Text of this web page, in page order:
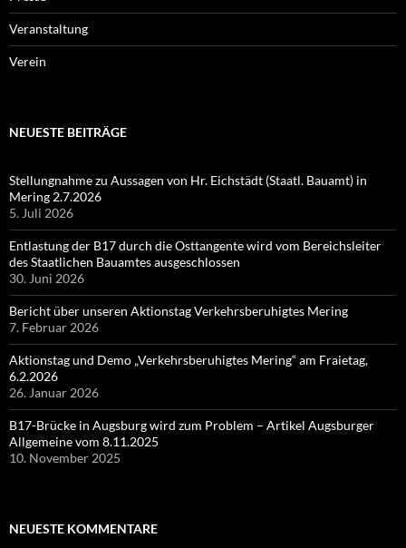
Veranstaltung
Verein
NEUESTE BEITRÄGE
Stellungnahme zu Aussagen von Hr. Eichstädt (Staatl. Bauamt) in
Mering 2.7.2026
5. Juli 2026
Entlastung der B17 durch die Osttangente wird vom Bereichsleiter
des Staatlichen Bauamtes ausgeschlossen
30. Juni 2026
Bericht über unseren Aktionstag Verkehrsberuhigtes Mering
7. Februar 2026
Aktionstag und Demo „Verkehrsberuhigtes Mering“ am Fraietag,
6.2.2026
26. Januar 2026
B17-Brücke in Augsburg wird zum Problem – Artikel Augsburger
Allgemeine vom 8.11.2025
10. November 2025
NEUESTE KOMMENTARE